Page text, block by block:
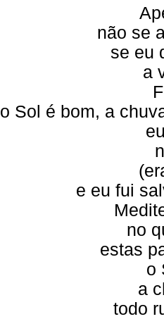
não se
se eu
a
o Sol é bom, a
e eu fui
no
estas
o
a
todo